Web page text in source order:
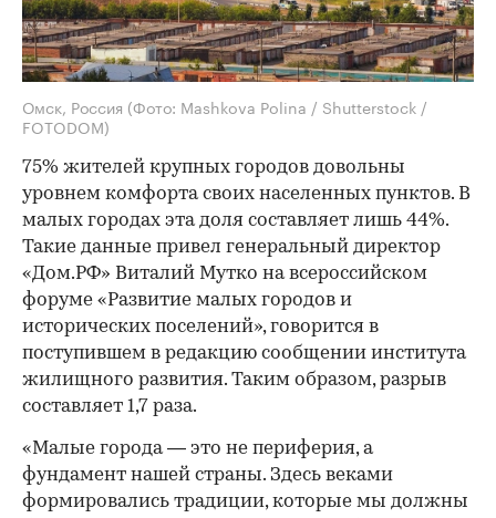
Омск, Россия (Фото: Mashkova Polina / Shutterstock /
FOTODOM)
75% жителей крупных городов довольны
уровнем комфорта своих населенных пунктов. В
малых городах эта доля составляет лишь 44%.
Такие данные привел генеральный директор
«Дом.РФ» Виталий Мутко на всероссийском
форуме «Развитие малых городов и
исторических поселений», говорится в
поступившем в редакцию сообщении института
жилищного развития. Таким образом, разрыв
составляет 1,7 раза.
«Малые города — это не периферия, а
фундамент нашей страны. Здесь веками
формировались традиции, которые мы должны